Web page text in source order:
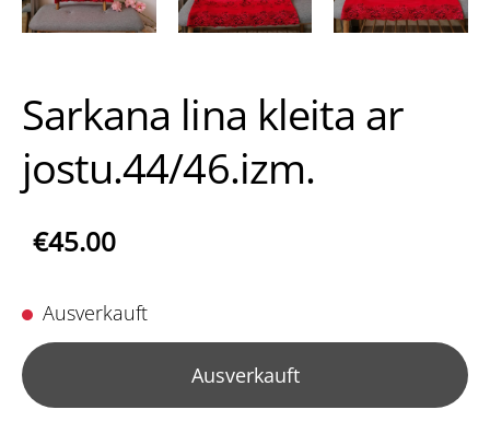
Sarkana lina kleita ar
jostu.44/46.izm.
€45.00
Ausverkauft
Ausverkauft